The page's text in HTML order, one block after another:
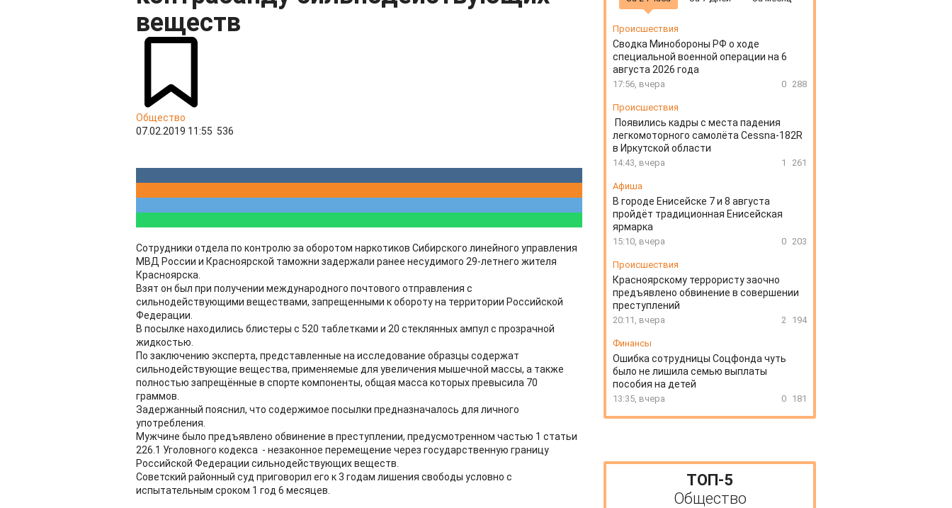
веществ
Общество
07.02.2019 11:55 536
Сотрудники отдела по контролю за оборотом наркотиков Сибирского линейного управления
МВД России и Красноярской таможни задержали ранее несудимого 29-летнего жителя
Красноярска.
Взят он был при получении международного почтового отправления с
сильнодействующими веществами, запрещенными к обороту на территории Российской
Федерации.
В посылке находились блистеры с 520 таблетками и 20 стеклянных ампул с прозрачной
жидкостью.
По заключению эксперта, представленные на исследование образцы содержат
сильнодействующие вещества, применяемые для увеличения мышечной массы, а также
полностью запрещённые в спорте компоненты, общая масса которых превысила 70
граммов.
Задержанный пояснил, что содержимое посылки предназначалось для личного
употребления.
Мужчине было предъявлено обвинение в преступлении, предусмотренном частью 1 статьи
226.1 Уголовного кодекса - незаконное перемещение через государственную границу
Российской Федерации сильнодействующих веществ.
Советский районный суд приговорил его к 3 годам лишения свободы условно с
испытательным сроком 1 год 6 месяцев.
Происшествия
Сводка Минобороны РФ о ходе
специальной военной операции на 6
августа 2026 года
17:56, вчера 0 288
Происшествия
Появились кадры с места падения
легкомоторного самолёта Cessna-182R
в Иркутской области
14:43, вчера 1 261
Афиша
В городе Енисейске 7 и 8 августа
пройдёт традиционная Енисейская
ярмарка
15:10, вчера 0 203
Происшествия
Красноярскому террористу заочно
предъявлено обвинение в совершении
преступлений
20:11, вчера 2 194
Финансы
Ошибка сотрудницы Соцфонда чуть
было не лишила семью выплаты
пособия на детей
13:35, вчера 0 181
ТОП-5
Общество